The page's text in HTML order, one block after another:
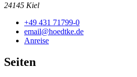
24145 Kiel
+49 431 71799-0
email@hoedtke.de
Anreise
Seiten